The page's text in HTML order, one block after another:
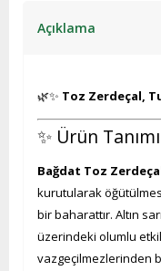
Açıklama
🌿✨ Toz Zerdeçal,
✨ Ürün
Bağdat Toz
kurutularak
bir baharattır. Altın
üzerindeki olumlu
vazgeçilmezlerinden